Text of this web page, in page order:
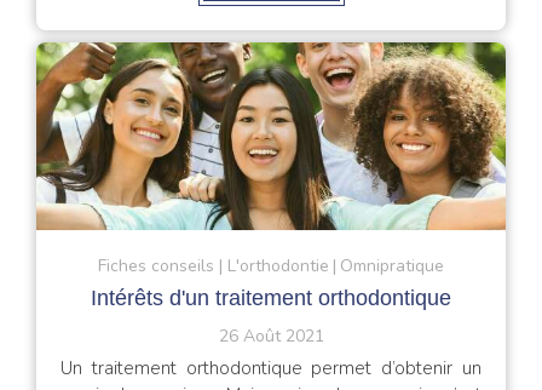
Fiches conseils L'orthodontie Omnipratique
Intérêts d'un traitement orthodontique
26 Août 2021
Un traitement orthodontique permet d’obtenir un